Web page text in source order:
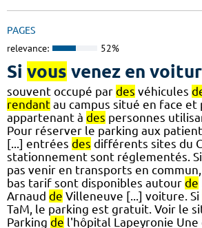
PAGES
relevance: 52%
Si vous venez en
souvent occupé par des véhicules
rendant au campus situé en face et
appartenant à des personnes
Pour réserver le parking aux
[...] entrées des différents sites du
stationnement sont réglementés. Si
pas venir en transports en commun,
bas tarif sont disponibles autour de
Arnaud de Villeneuve [...] voiture. Si
TaM, le parking est gratuit. Voir le
Parking de l'hôpital Lapeyronie